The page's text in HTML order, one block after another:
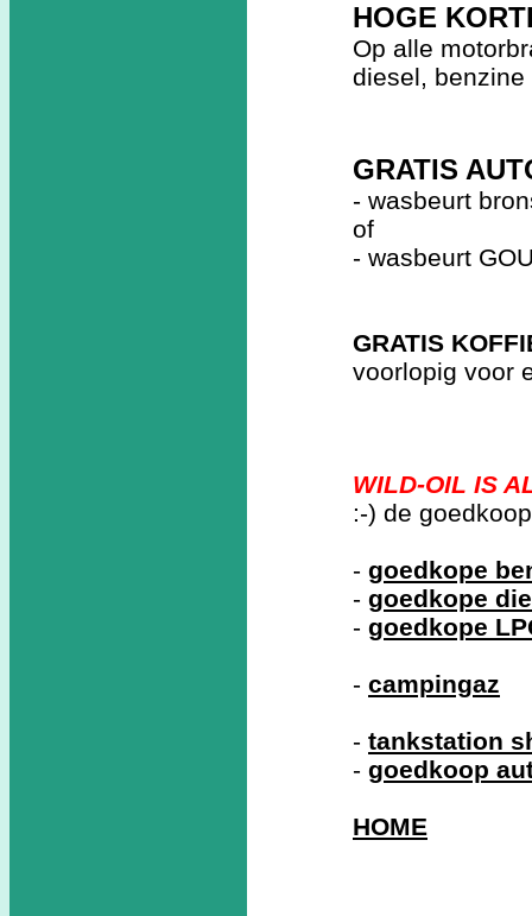
HOGE
Op alle
diesel, benzine
GRATIS
- wasbeurt
of
- wasbeurt
GRATIS
voorlopig voor
WILD-OIL IS
:-) de
- goedkope
- goedkope
- goedkope
- campingaz
- tankstation
- goedkoop
HOME